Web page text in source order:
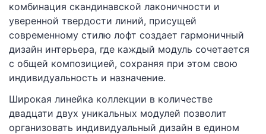
комбинация скандинавской лаконичности и
уверенной твердости линий, присущей
современному стилю лофт создает гармоничный
дизайн интерьера, где каждый модуль сочетается
с общей композицией, сохраняя при этом свою
индивидуальность и назначение.
Широкая линейка коллекции в количестве
двадцати двух уникальных модулей позволит
организовать индивидуальный дизайн в едином